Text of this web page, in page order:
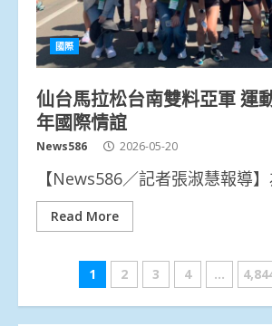
國際
仙台馬拉松台南雙料亞軍 運
年國際情誼
News586 2026-05-20
【News586／記者張淑慧報導
Read More
文
章
1 2 3 4 ...